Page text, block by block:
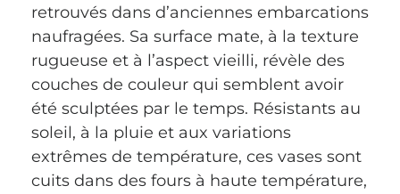
retrouvés dans d’anciennes embarcations
naufragées. Sa surface mate, à la texture
rugueuse et à l’aspect vieilli, révèle des
couches de couleur qui semblent avoir
été sculptées par le temps. Résistants au
soleil, à la pluie et aux variations
extrêmes de température, ces vases sont
cuits dans des fours à haute température,